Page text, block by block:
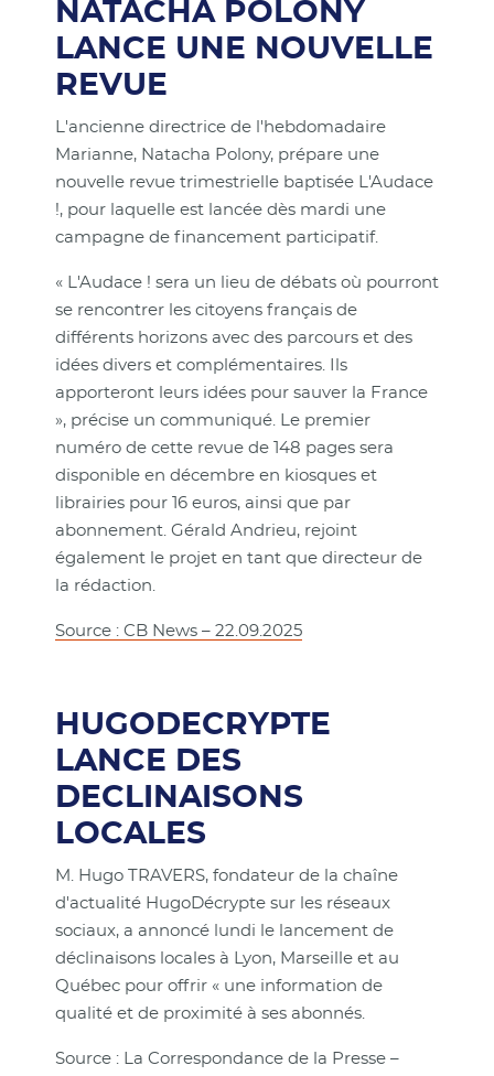
NATACHA POLONY
LANCE UNE NOUVELLE
REVUE
L'ancienne directrice de l'hebdomadaire
Marianne, Natacha Polony, prépare une
nouvelle revue trimestrielle baptisée L'Audace
!, pour laquelle est lancée dès mardi une
campagne de financement participatif.
« L'Audace ! sera un lieu de débats où pourront
se rencontrer les citoyens français de
différents horizons avec des parcours et des
idées divers et complémentaires. Ils
apporteront leurs idées pour sauver la France
», précise un communiqué. Le premier
numéro de cette revue de 148 pages sera
disponible en décembre en kiosques et
librairies pour 16 euros, ainsi que par
abonnement. Gérald Andrieu, rejoint
également le projet en tant que directeur de
la rédaction.
Source : CB News – 22.09.2025
HUGODECRYPTE
LANCE DES
DECLINAISONS
LOCALES
M. Hugo TRAVERS, fondateur de la chaîne
d'actualité HugoDécrypte sur les réseaux
sociaux, a annoncé lundi le lancement de
déclinaisons locales à Lyon, Marseille et au
Québec pour offrir « une information de
qualité et de proximité à ses abonnés.
Source : La Correspondance de la Presse –